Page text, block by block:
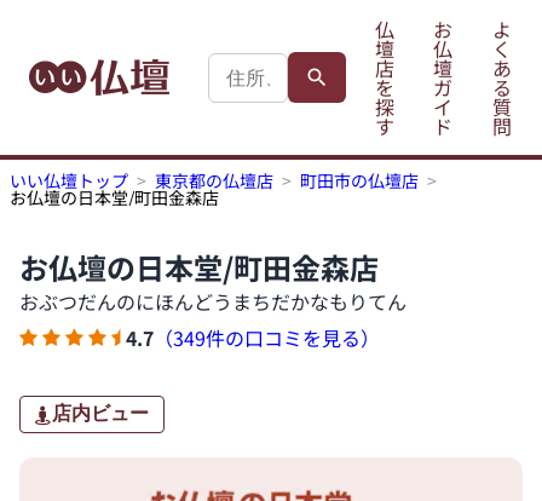
仏
壇
店
を
探
す
お
仏
壇
ガ
イ
ド
よ
く
あ
る
質
問
いい仏壇トップ 東京都の仏壇店 町田市の仏壇店
お仏壇の日本堂/町田金森店
お仏壇の日本堂/町田金森店
おぶつだんのにほんどうまちだかなもりてん
4.7 （349件の口コミを見る）
店内ビュー